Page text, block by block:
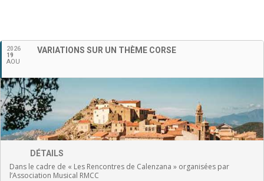
Français
2026
19
AOU
VARIATIONS SUR UN THÈME CORSE
DÉTAILS
Dans le cadre de « Les Rencontres de Calenzana » organisées par
l’Association Musical RMCC